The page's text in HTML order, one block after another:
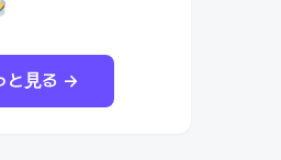
と見る →